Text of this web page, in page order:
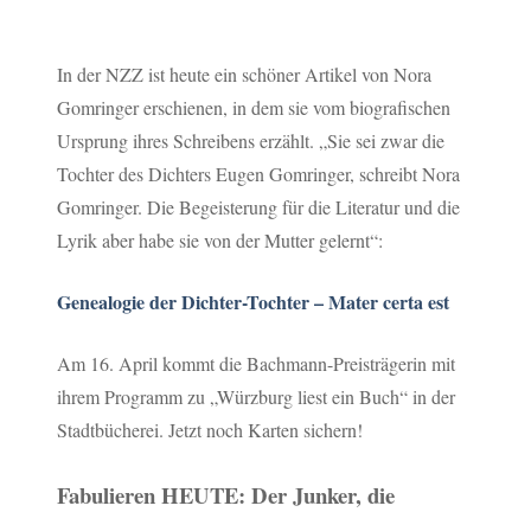
In der NZZ ist heute ein schöner Artikel von Nora
Gomringer erschienen, in dem sie vom biografischen
Ursprung ihres Schreibens erzählt. „Sie sei zwar die
Tochter des Dichters Eugen Gomringer, schreibt Nora
Gomringer. Die Begeisterung für die Literatur und die
Lyrik aber habe sie von der Mutter gelernt“:
Genealogie der Dichter-Tochter – Mater certa est
Am 16. April kommt die Bachmann-Preisträgerin mit
ihrem Programm zu „Würzburg liest ein Buch“ in der
Stadtbücherei. Jetzt noch Karten sichern!
Fabulieren HEUTE: Der Junker, die